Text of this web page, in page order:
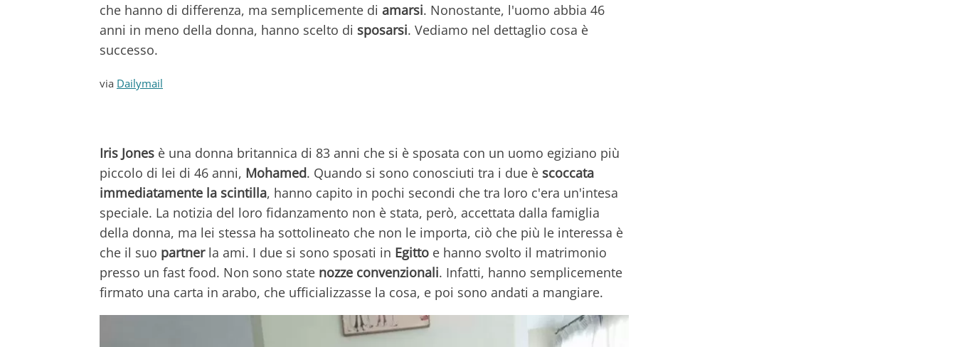
che hanno di differenza, ma semplicemente di amarsi. Nonostante, l'uomo abbia 46
anni in meno della donna, hanno scelto di sposarsi. Vediamo nel dettaglio cosa è
successo.
via Dailymail
Iris Jones è una donna britannica di 83 anni che si è sposata con un uomo egiziano più
piccolo di lei di 46 anni, Mohamed. Quando si sono conosciuti tra i due è scoccata
immediatamente la scintilla, hanno capito in pochi secondi che tra loro c'era un'intesa
speciale. La notizia del loro fidanzamento non è stata, però, accettata dalla famiglia
della donna, ma lei stessa ha sottolineato che non le importa, ciò che più le interessa è
che il suo partnerla ami. I due si sono sposati in Egitto e hanno svolto il matrimonio
presso un fast food. Non sono state nozze convenzionali. Infatti, hanno semplicemente
firmato una carta in arabo, che ufficializzasse la cosa, e poi sono andati a mangiare.